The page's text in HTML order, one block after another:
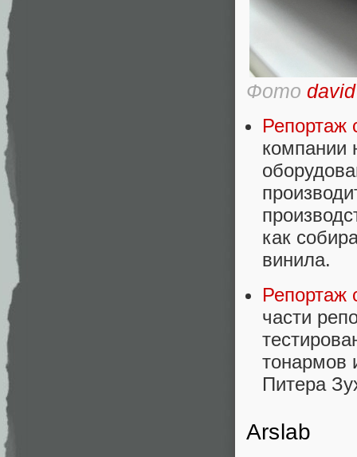
Фото
Репортаж
компании
как
винила.
Репортаж
части
тонармов
Питера
Arslab